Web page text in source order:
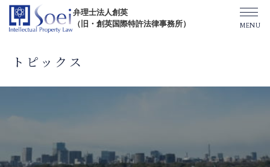
弁理士法人創英
（旧・創英国際特許法律事務所）
オフィス一覧
弁理士紹介
トピックス